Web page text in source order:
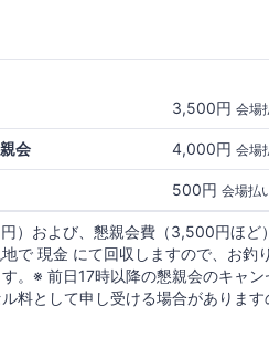
3,500円 会場
会 4,000円 会場
500円 会場払
）および、懇親会費（3,500円ほど
で 現金 にて回収しますので、お釣
。※ 前日17時以降の懇親会のキャ
料として申し受ける場合がありま